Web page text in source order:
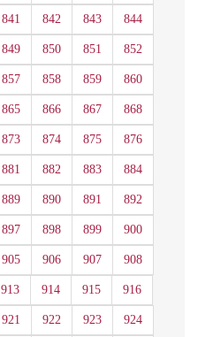
841 842 843 844
849 850 851 852
857 858 859 860
865 866 867 868
873 874 875 876
881 882 883 884
889 890 891 892
897 898 899 900
905 906 907 908
913 914 915 916
921 922 923 924